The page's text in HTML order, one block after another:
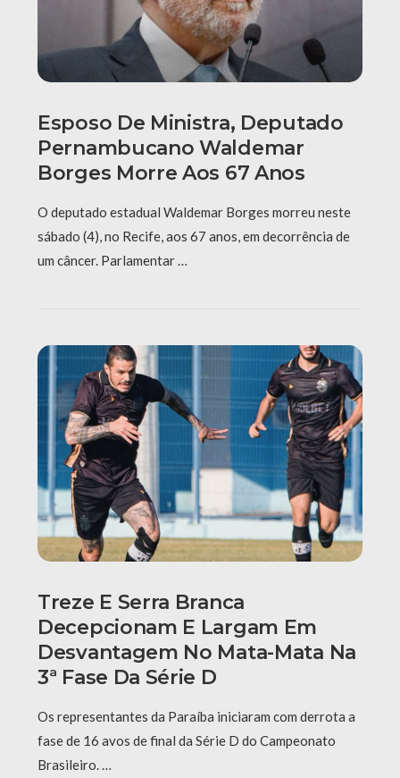
Esposo De Ministra, Deputado
Pernambucano Waldemar
Borges Morre Aos 67 Anos
O deputado estadual Waldemar Borges morreu neste
sábado (4), no Recife, aos 67 anos, em decorrência de
um câncer. Parlamentar …
Treze E Serra Branca
Decepcionam E Largam Em
Desvantagem No Mata-Mata Na
3ª Fase Da Série D
Os representantes da Paraíba iniciaram com derrota a
fase de 16 avos de final da Série D do Campeonato
Brasileiro. …